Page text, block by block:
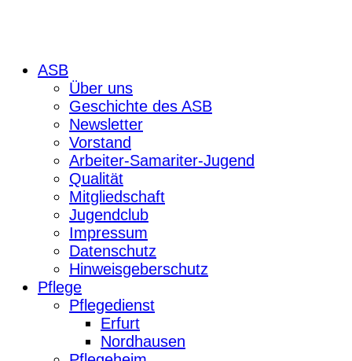
ASB
Über uns
Geschichte des ASB
Newsletter
Vorstand
Arbeiter-Samariter-Jugend
Qualität
Mitgliedschaft
Jugendclub
Impressum
Datenschutz
Hinweisgeberschutz
Pflege
Pflegedienst
Erfurt
Nordhausen